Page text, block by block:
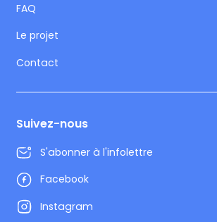
FAQ
Le projet
Contact
Suivez-nous
S'abonner à l'infolettre
Facebook
Instagram